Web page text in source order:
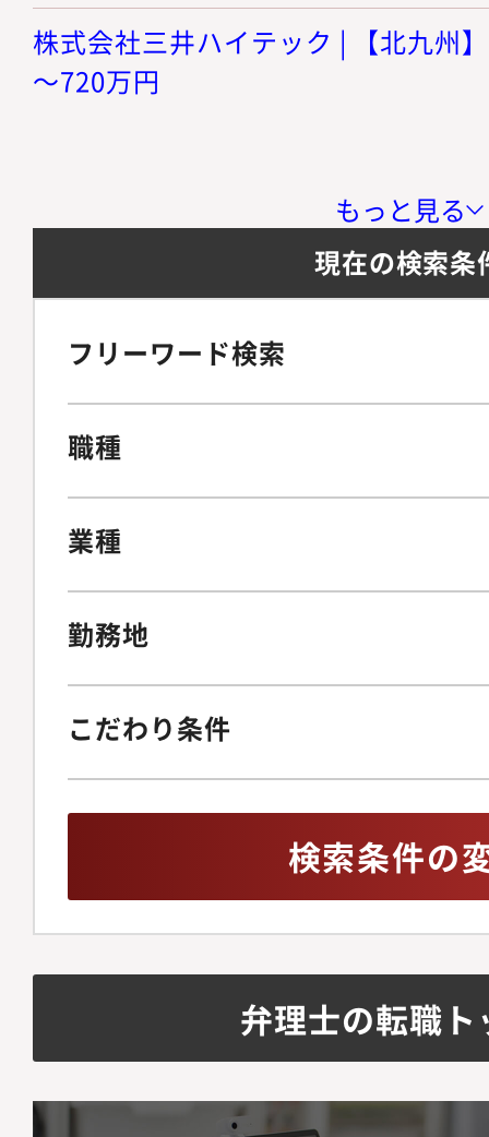
株式会社三井ハイテック | 【北九州
～720万円
もっと見る
現在の検索条
フリーワード検索
職種
業種
勤務地
こだわり条件
検索条件の
弁理士の転職ト